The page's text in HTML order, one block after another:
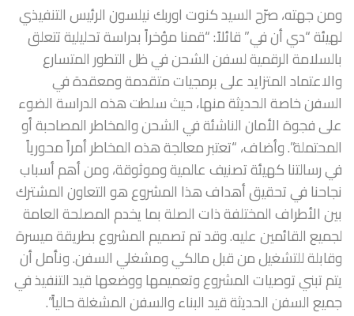
ومن جهته، صرّح السيد كنوت اوربك نيلسون الرئيس التنفيذي
لهيئة “دي أن في” قائلاً: “قمنا مؤخراً بدراسة تحليلية تتعلق
بالسلامة الرقمية لسفن الشحن في ظل التطور المتسارع
والاعتماد المتزايد على برمجيات متقدمة ومعقدة في
السفن خاصة الحديثة منها، حيث سلطت هذه الدراسة الضوء
على فجوة الأمان الناشئة في الشحن والمخاطر المصاحبة أو
المحتملة”. وأضاف، “تعتبر معالجة هذه المخاطر أمراً محورياً
في رسالتنا كهيئة تصنيف عالمية وموثوقة، ومن أهم أسباب
نجاحنا في تحقيق أهداف هذا المشروع هو التعاون المشترك
بين الأطراف المختلفة ذات الصلة بما يخدم المصلحة العامة
لجميع القائمين عليه. وقد تم تصميم المشروع بطريقة ميسرة
وقابلة للتشغيل من قبل مالكي ومشغلي السفن. ونأمل أن
يتم تبني توصيات المشروع وتعميمها ووضعها قيد التنفيذ في
جميع السفن الحديثة قيد البناء والسفن المشغلة حالياً”.